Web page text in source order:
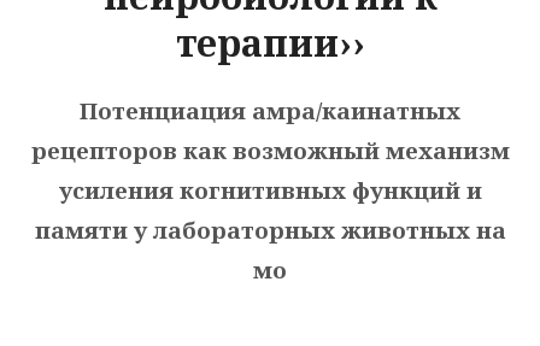
терапии››
Потенциация амра/каинатных
рецепторов как возможный механизм
усиления когнитивных функций и
памяти у лабораторных животных на
мо